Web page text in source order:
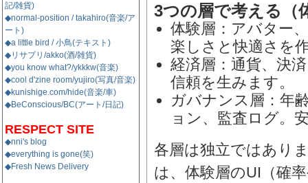
3つの層で考える（
体験層：アバター
楽しさと快適さを
経済層：通貨、決
信頼を生みます。
ガバナンス層：年
ョン、監査ログ。
各層は独立ではあり
は、体験層のUI（確
記/雑貨)
◆normal-position / takahiro(音楽/ア
ート)
◆a little bird / 小鳥(テキスト)
◆リサプリ/akko(酒/雑貨)
◆you know what?/ykkkw(音楽)
◆cool d'zine room/yujiro(写真/音楽)
◆kunishige.com/hide(音楽/車)
◆BeConscious/BC(アート/日記)
RESPECT SITE
◆nni's blog
◆everything is gone(笑)
◆Fresh News Delivery